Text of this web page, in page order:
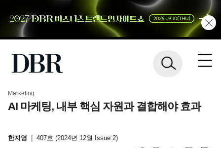
Marketing
AI 마케팅, 내부 핵심 자원과 결합해야 효과
한지영 407호 (2024년 12월 Issue 2)